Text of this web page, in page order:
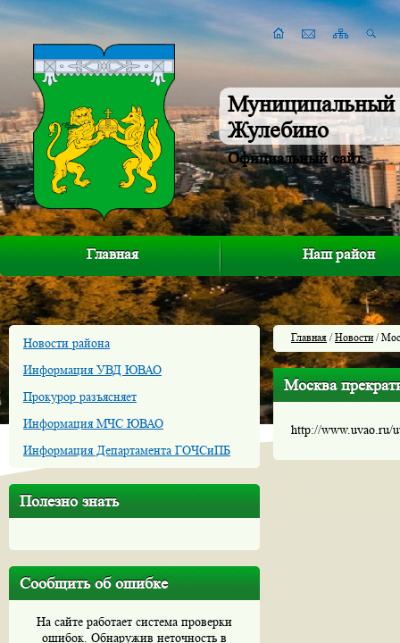
Муниципальный
Жулебино
Официальный сайт
Главная Наш район
Новости района
Информация УВД ЮВАО
Прокурор разъясняет
Информация МЧС ЮВАО
Информация Департамента ГОЧСиПБ
Полезно знать
Сообщить об ошибке
На сайте работает система проверки
ошибок. Обнаружив неточность в
Главная /Новости/
Москва
http://www.uvao.ru/